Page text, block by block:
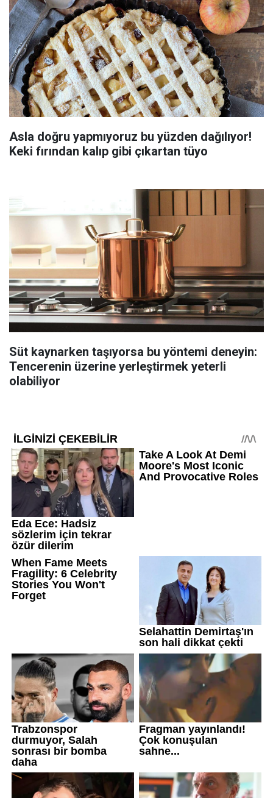
Asla doğru yapmıyoruz bu yüzden dağılıyor!
Keki fırından kalıp gibi çıkartan tüyo
Süt kaynarken taşıyorsa bu yöntemi deneyin:
Tencerenin üzerine yerleştirmek yeterli
olabiliyor